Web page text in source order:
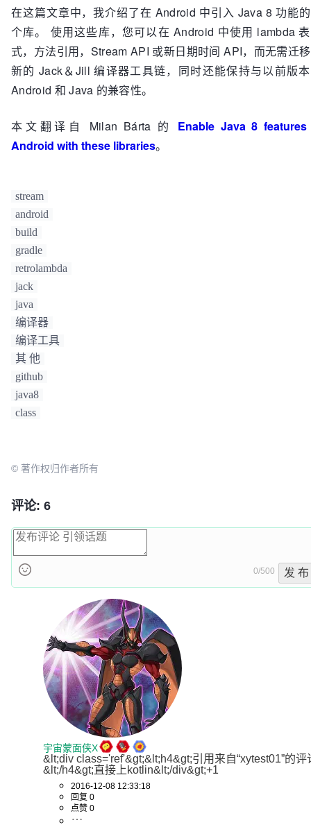
在这篇文章中，我介绍了在 Android 中引入 Java 8 功能
个库。 使用这些库，您可以在 Android 中使用 lambda
式，方法引用，Stream API 或新日期时间 API，而无需迁
新的 Jack＆Jill 编译器工具链，同时还能保持与以前版
Android 和 Java 的兼容性。
本文翻译自 Milan Bárta 的 Enable Java 8
Android with these libraries。
stream
android
build
gradle
retrolambda
jack
java
编译器
编译工具
其 他
github
java8
class
© 著作权归作者所有
评论: 6
0/500 发 布
宇宙蒙面侠X
&lt;div class='ref'&gt;&lt;h4&gt;引用来自“xytest01”的评
&lt;/h4&gt;直接上kotlin&lt;/div&gt;+1
2016-12-08 12:33:18
回复 0
点赞 0